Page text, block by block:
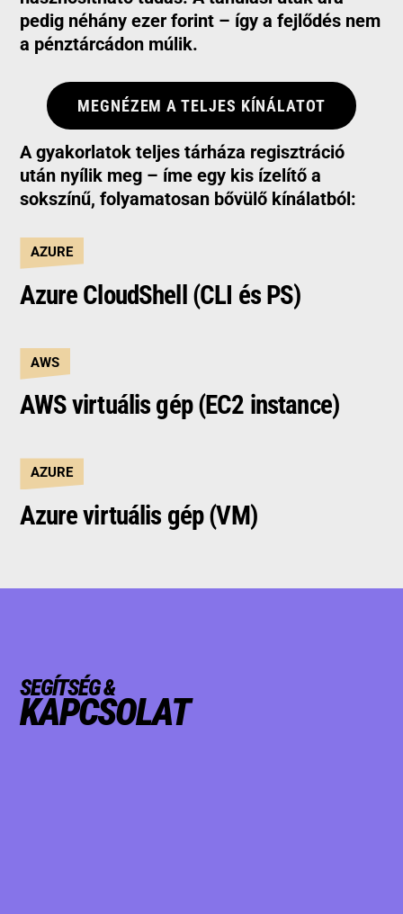
pedig néhány ezer forint – így a fejlődés nem
a pénztárcádon múlik.
MEGNÉZEM A TELJES KÍNÁLATOT
A gyakorlatok teljes tárháza regisztráció
után nyílik meg – íme egy kis ízelítő a
sokszínű, folyamatosan bővülő kínálatból:
AZURE
Azure CloudShell (CLI és PS)
AWS
AWS virtuális gép (EC2 instance)
AZURE
Azure virtuális gép (VM)
SEGÍTSÉG &
KAPCSOLAT